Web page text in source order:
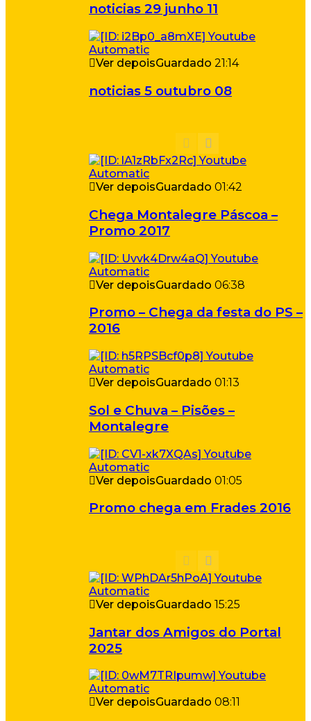
noticias 29 junho 11
Ver depoisGuardado 21:14
noticias 5 outubro 08
Ver depoisGuardado 01:42
Chega Montalegre Páscoa –
Promo 2017
Ver depoisGuardado 06:38
Promo – Chega da festa do PS –
2016
Ver depoisGuardado 01:13
Sol e Chuva – Pisões –
Montalegre
Ver depoisGuardado 01:05
Promo chega em Frades 2016
Ver depoisGuardado 15:25
Jantar dos Amigos do Portal
2025
Ver depoisGuardado 08:11